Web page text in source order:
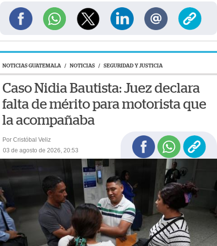
NOTICIAS GUATEMALA / NOTICIAS / SEGURIDAD Y JUSTICIA
Caso Nidia Bautista: Juez declara
falta de mérito para motorista que
la acompañaba
Por Cristóbal Veliz
03 de agosto de 2026, 20:53